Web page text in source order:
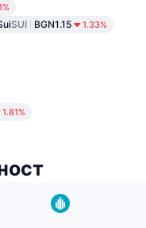
SUI BGN1.15 1.33%
1.81%